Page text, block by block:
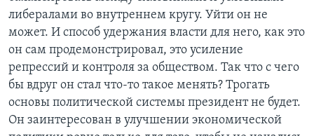
либералами во внутреннем кругу. Уйти он не
может. И способ удержания власти для него, как это
он сам продемонстрировал, это усиление
репрессий и контроля за обществом. Так что с чего
бы вдруг он стал что-то такое менять? Трогать
основы политической системы президент не будет.
Он заинтересован в улучшении экономической